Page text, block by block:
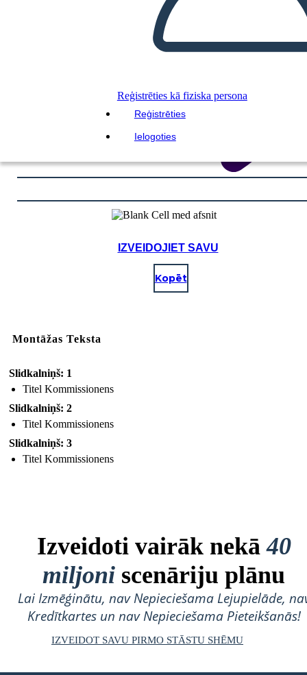
Reģistrēties kā fiziska persona
Reģistrēties
Ielogoties
IZVEIDOJIET SAVU
Kopēt
Montāžas Teksta
Slidkalniņš: 1
Titel Kommissionens
Slidkalniņš: 2
Titel Kommissionens
Slidkalniņš: 3
Titel Kommissionens
Izveidoti vairāk nekā40
miljoni scenāriju plānu
Lai Izmēģinātu, nav Nepieciešama Lejupielāde,
Kredītkartes un nav Nepieciešama Pieteikšanās!
IZVEIDOT SAVU PIRMO STĀSTU SHĒMU